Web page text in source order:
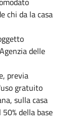
chi da la casa
delle
previa
gratuito
sulla casa
della base